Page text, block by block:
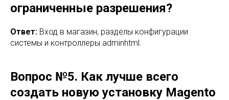
ограниченные разрешения?
Ответ: Вход в магазин, разделы конфигурации
системы и контроллеры adminhtml.
Вопрос №5. Как лучше всего
создать новую установку Magento